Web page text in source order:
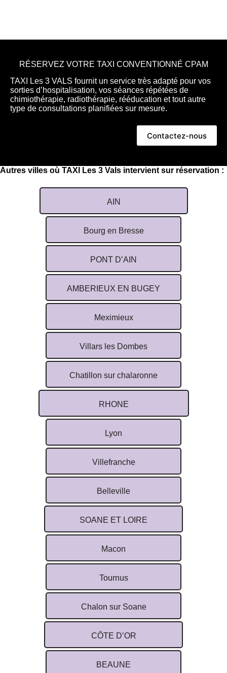
RÉSERVEZ VOTRE TAXI CONVENTIONNÉ CPAM
TAXI Les 3 VALS fournit un service très adapté pour vos
sorties d’hospitalisation, vos séances répétées de
chimiothérapie, radiothérapie, rééducation et tout autre
type de consultations planifiées sur mesure.
Contactez-nous
Autres villes où TAXI Les 3 Vals intervient sur réservation :
AIN
Bourg en Bresse
PONT D’AIN
AMBERIEUX EN BUGEY
Meximieux
Villars les Dombes
Chatillon sur chalaronne
RHONE
Lyon
Villefranche
Belleville
SOANE ET LOIRE
Macon
Tournus
Chalon sur Soane
CÔTE D’OR
BEAUNE